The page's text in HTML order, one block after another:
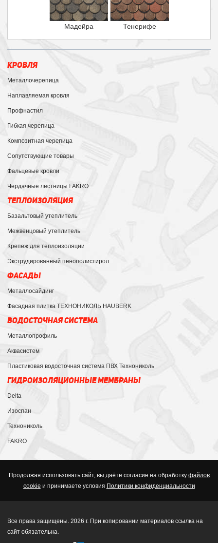
Мадейра Тенерифе
КРОВЛЯ
Металлочерепица
Наплавляемая кровля
Профнастил
Гибкая черепица
Композитная черепица
Сопутствующие товары
Фальцевые кровли
Чердачные лестницы FAKRO
ТЕПЛОИЗОЛЯЦИЯ
Базальтовый утеплитель
Межвенцовый утеплитель
Крепеж для теплоизоляции
Экструдированный пенополистирол
ФАСАДЫ
Металлосайдинг
Фасадная плитка ТЕХНОНИКОЛЬ HAUBERK
ВОДОСТОЧНАЯ СИСТЕМА
Металлопрофиль
Аквасистем
Пластиковая водосточная система ПВХ Технониколь
ГИДРОИЗОЛЯЦИОННЫЕ МЕМБРАНЫ
Delta
Изоспан
Технониколь
FAKRO
Продолжая использовать сайт, вы даёте согласие на обработку файлов
cookie и принимаете условия Политики конфиденциальности
Все права защищены. 2026 г. При копировании материалов ссылка на
сайт обязательна.